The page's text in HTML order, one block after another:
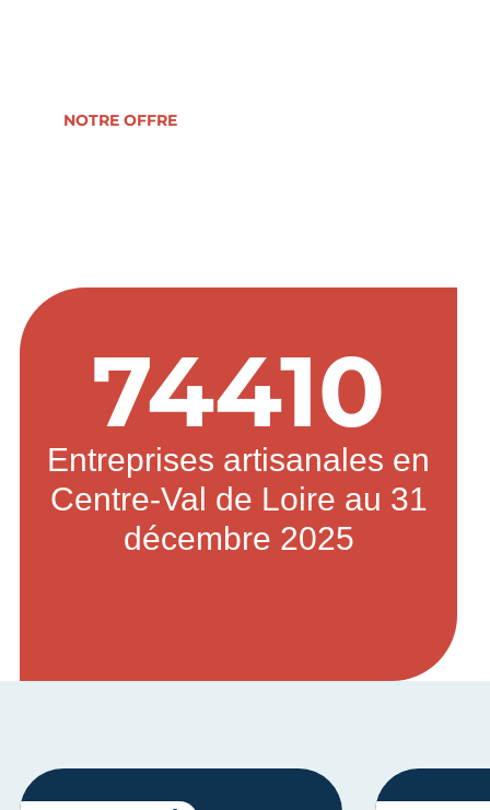
NOTRE OFFRE
74410
Entreprises artisanales en
Centre-Val de Loire au 31
décembre 2025